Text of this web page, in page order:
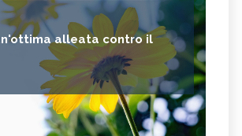
alleata contro il